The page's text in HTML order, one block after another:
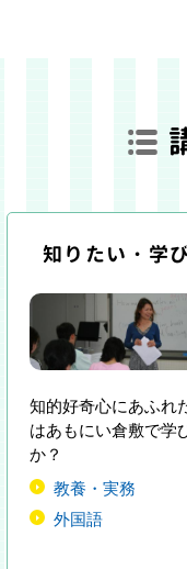
知りたい・学
知的好奇心にあふれ
はあもにい倉敷で学
か？
教養・実務
外国語